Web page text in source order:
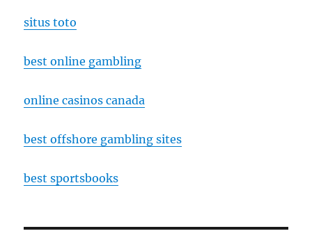
situs toto
best online gambling
online casinos canada
best offshore gambling sites
best sportsbooks